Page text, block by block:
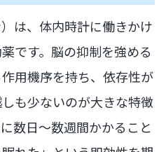
は、体内時計に働きかけ
です。脳の抑制を強める
用機序を持ち、依存性が
も少ないのが大きな特徴
数日〜数週間かかること